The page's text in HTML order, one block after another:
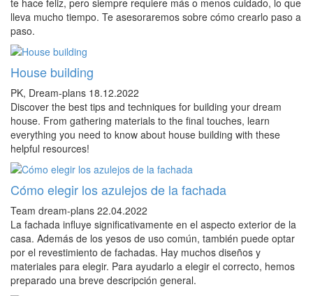
lleva mucho tiempo. Te asesoraremos sobre cómo crearlo paso a
paso.
House building
PK, Dream-plans 18.12.2022
Discover the best tips and techniques for building your dream
house. From gathering materials to the final touches, learn
everything you need to know about house building with these
helpful resources!
Cómo elegir los azulejos de la fachada
Team dream-plans 22.04.2022
La fachada influye significativamente en el aspecto exterior de la
casa. Además de los yesos de uso común, también puede optar
por el revestimiento de fachadas. Hay muchos diseños y
materiales para elegir. Para ayudarlo a elegir el correcto, hemos
preparado una breve descripción general.